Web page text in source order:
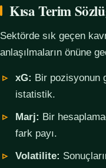
Kısa Terim
Sektörde sık geçen
anlaşılmaların önüne
xG: Bir pozisyonun
istatistik.
Marj: Bir
fark payı.
Volatilite: